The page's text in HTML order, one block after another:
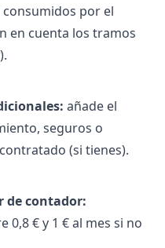
por el
en cuenta los tramos
añade el
seguros o
(si tienes).
de contador:
0,8 € y 1 € al mes si no